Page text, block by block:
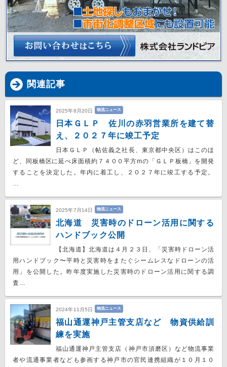
関連記事
2025年8月20日 物流ニュース
日本ＧＬＰ 佐川の赤羽営業所を建て替
え、２０２７年に竣工予定
日本ＧＬＰ（帖佐義之社長、東京都中央区）はこのほ
ど、同板橋区に延べ床面積約７４００平方mの「ＧＬＰ板橋」を開発
することを決定した。年内に着工し、２０２７年に竣工する予定。
2025年7月14日 物流ニュース
北海道 災害時のドローン活用に関する
ハンドブック公開
【北海道】北海道は４月２３日、「災害時ドローン活
用ハンドブック〜平時と災害時をまたぐシームレスなドローンの活
用」を公開した。昨年度実施した災害時のドローン活用に関する調
査…
2024年11月5日 物流ニュース
福山通運神戸主管支店など 物資供給訓
練を実施
福山通運神戸主管支店（神戸市須磨区）など物流事業
者や流通事業者なども参画する神戸市の官民連携組織が１０月１０